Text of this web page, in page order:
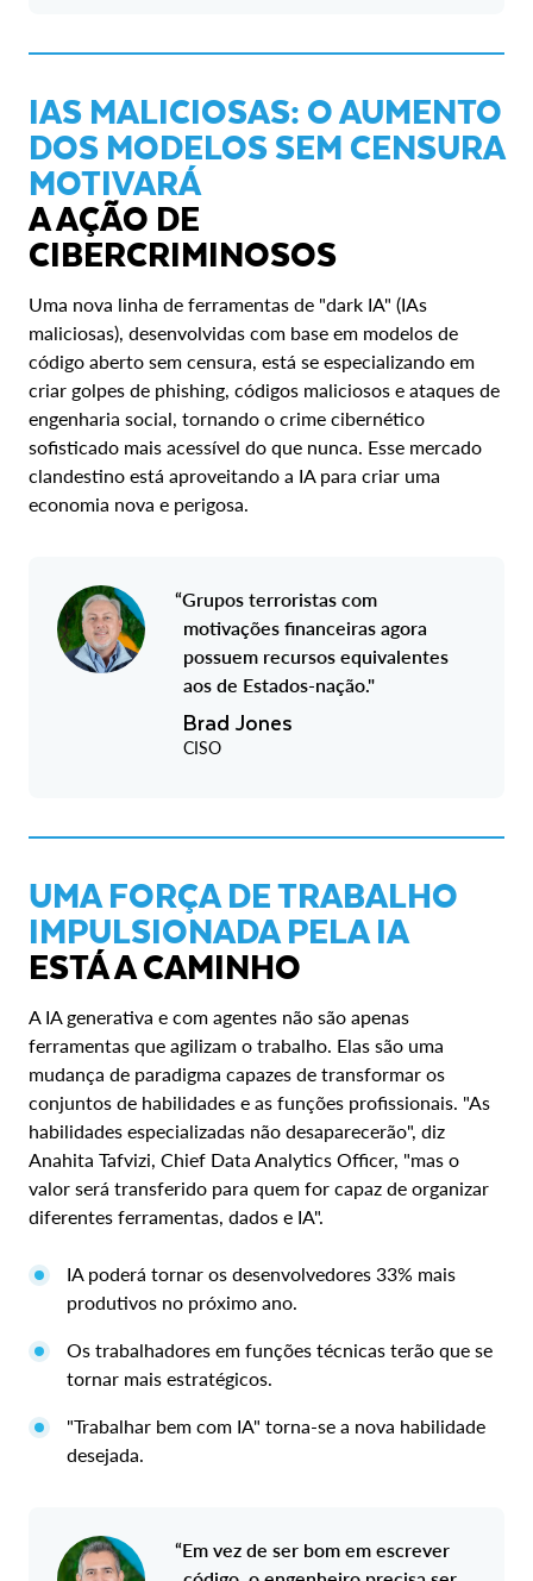
IAS MALICIOSAS: O AUMENTO
DOS MODELOS SEM CENSURA
MOTIVARÁ
A AÇÃO DE
CIBERCRIMINOSOS
Uma nova linha de ferramentas de "dark IA" (IAs
maliciosas), desenvolvidas com base em modelos de
código aberto sem censura, está se especializando em
criar golpes de phishing, códigos maliciosos e ataques de
engenharia social, tornando o crime cibernético
sofisticado mais acessível do que nunca. Esse mercado
clandestino está aproveitando a IA para criar uma
economia nova e perigosa.
“Grupos terroristas com
motivações financeiras agora
possuem recursos equivalentes
aos de Estados-nação."
Brad Jones
CISO
UMA FORÇA DE TRABALHO
IMPULSIONADA PELA IA
ESTÁ A CAMINHO
A IA generativa e com agentes não são apenas
ferramentas que agilizam o trabalho. Elas são uma
mudança de paradigma capazes de transformar os
conjuntos de habilidades e as funções profissionais. "As
habilidades especializadas não desaparecerão", diz
Anahita Tafvizi, Chief Data Analytics Officer, "mas o
valor será transferido para quem for capaz de organizar
diferentes ferramentas, dados e IA".
IA poderá tornar os desenvolvedores 33% mais
produtivos no próximo ano.
Os trabalhadores em funções técnicas terão que se
tornar mais estratégicos.
"Trabalhar bem com IA" torna-se a nova habilidade
desejada.
“Em vez de ser bom em escrever